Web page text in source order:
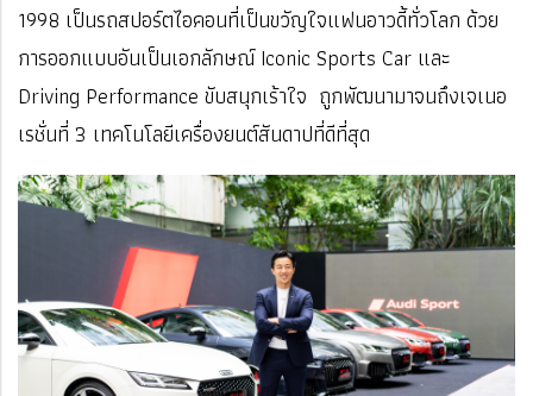
1998 เป็นรถสปอร์ตไอคอนที่เป็นขวัญใจแฟนอาวดี้ทั่วโลก ด้วย
การออกแบบอันเป็นเอกลักษณ์ Iconic Sports Car และ
Driving Performance ขับสนุกเร้าใจ ถูกพัฒนามาจนถึงเจเนอ
เรชั่นที่ 3 เทคโนโลยีเครื่องยนต์สันดาปที่ดีที่สุด